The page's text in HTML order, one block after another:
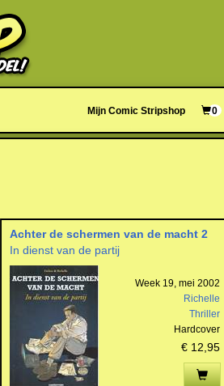
Mijn Comic Stripshop 0
Achter de schermen van de macht 2
In dienst van de partij
Week 19, mei 2002
Richelle
Thriller
Hardcover
€ 12,95